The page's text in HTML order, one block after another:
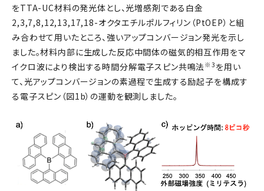
をTTA-UC材料の発光体とし、光増感剤である白金
2,3,7,8,12,13,17,18-オクタエチルポルフィリン（PtOEP）と組
み合わせて用いたところ、強いアップコンバージョン発光を示し
ました。材料内部に生成した反応中間体の磁気的相互作用をマ
イクロ波により検出する時間分解電子スピン共鳴法 ※3 を用い
て、光アップコンバージョンの素過程で生成する励起子を構成す
る電子スピン（図1b）の運動を観測しました。